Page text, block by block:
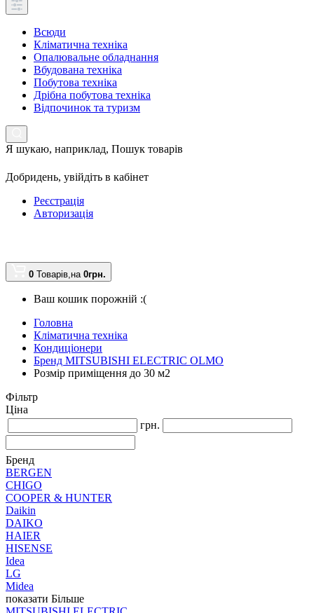
Всюди
Кліматична техніка
Опалювальне обладнання
Вбудована техніка
Побутова техніка
Дрібна побутова техніка
Відпочинок та туризм
Я шукаю, наприклад, Пошук товарів
Добридень, увійдіть в кабінет
Реєстрація
Авторизація
0 Товарів,на 0грн.
Ваш кошик порожній :(
Головна
Кліматична техніка
Кондиціонери
Бренд MITSUBISHI ELECTRIC OLMO
Розмір приміщення до 30 м2
Фільтр
Ціна
грн.
Бренд
BERGEN
CHIGO
COOPER & HUNTER
Daikin
DAIKO
HAIER
HISENSE
Idea
LG
Midea
показати Більше